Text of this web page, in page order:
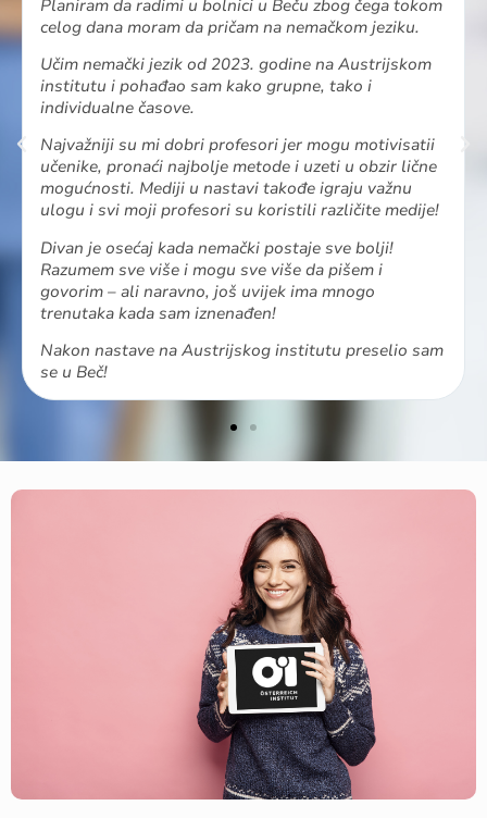
Planiram da radimi u bolnici u Beču zbog čega tokom
celog dana moram da pričam na nemačkom jeziku.
Učim nemački jezik od 2023. godine na Austrijskom
institutu i pohađao sam kako grupne, tako i
individualne časove.
Najvažniji su mi dobri profesori jer mogu motivisatii
učenike, pronaći najbolje metode i uzeti u obzir lične
mogućnosti. Mediji u nastavi takođe igraju važnu
ulogu i svi moji profesori su koristili različite medije!
Divan je osećaj kada nemački postaje sve bolji!
Razumem sve više i mogu sve više da pišem i
govorim – ali naravno, još uvijek ima mnogo
trenutaka kada sam iznenađen!
Nakon nastave na Austrijskog institutu preselio sam
se u Beč!